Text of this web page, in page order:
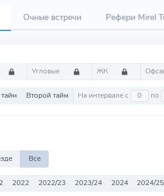
Очные встречи Рефери Mirel
Угловые ЖК
Второй тайм На интервале с по
Все
2022 2022/23 2023/24 2024 2024/25